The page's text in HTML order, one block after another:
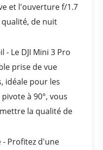
et l'ouverture f/1.7
de nuit
Le DJI Mini 3 Pro
prise de vue
idéale pour les
à 90°, vous
la qualité de
- Profitez d'une